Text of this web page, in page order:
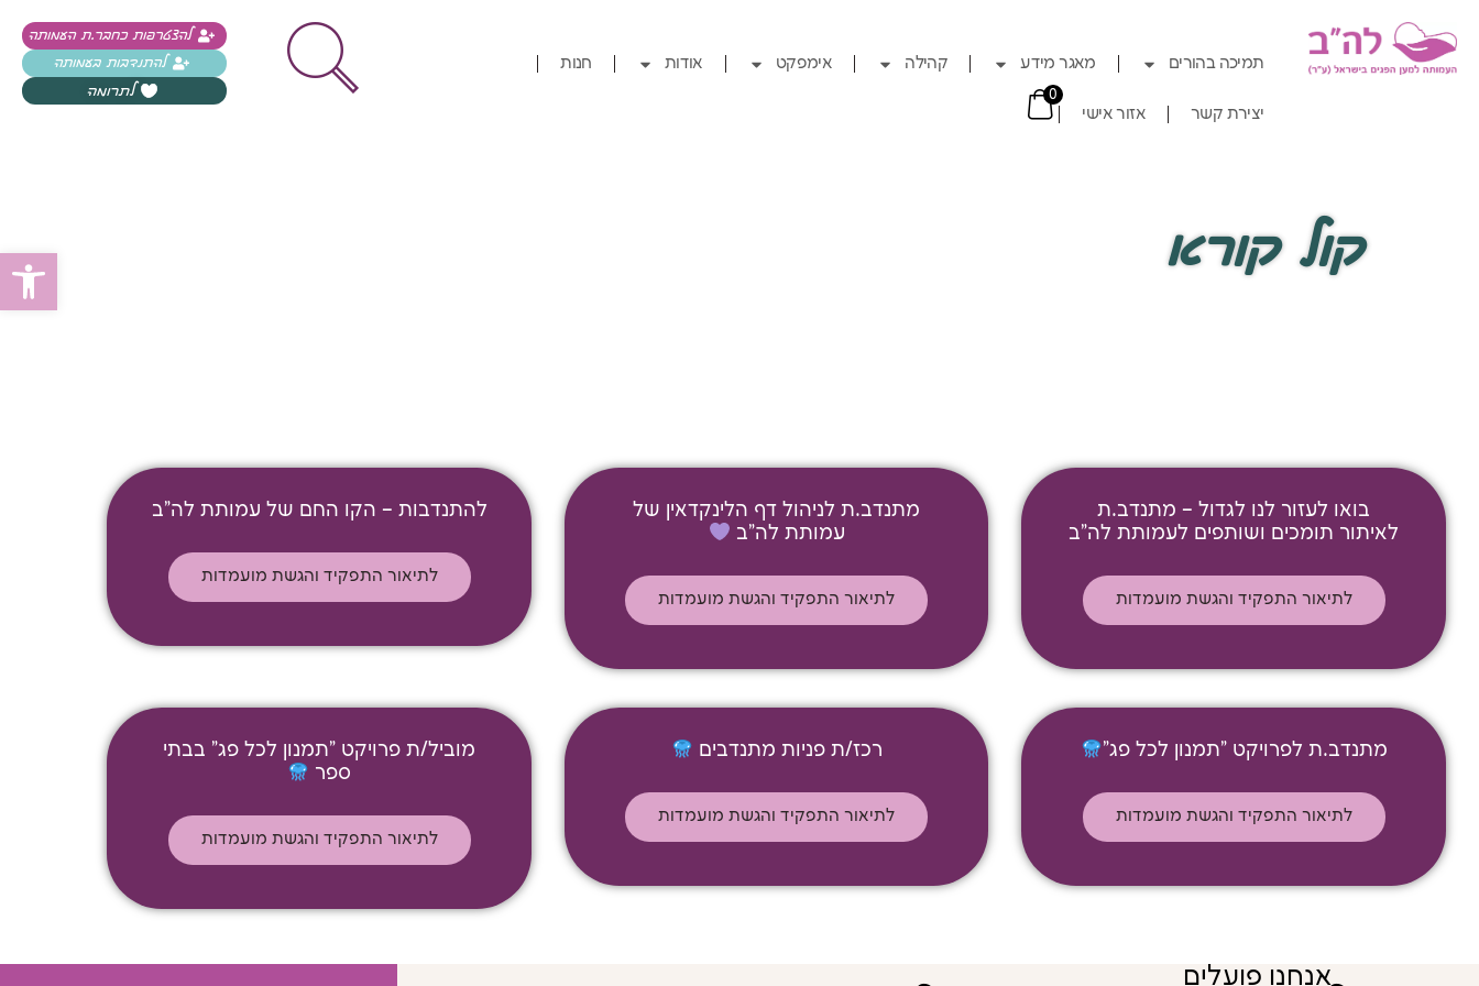
תמיכה בהורים מאגר מידע קהילה אימפקט אודות חנות
יצירת קשר אזור אישי
0
להצטרפות כחבר.ת העמותה
להתנדבות בעמותה
לתרומה
קול קורא
בואו לעזור לנו לגדול – מתנדב.ת
לאיתור תומכים ושותפים לעמותת לה"ב
לתיאור התפקיד והגשת מועמדות
מתנדב.ת לניהול דף הלינקדאין של
עמותת לה"ב
לתיאור התפקיד והגשת מועמדות
להתנדבות – הקו החם של עמותת לה"ב
לתיאור התפקיד והגשת מועמדות
מתנדב.ת לפרויקט "תמנון לכל פג"
לתיאור התפקיד והגשת מועמדות
רכז/ת פניות מתנדבים
לתיאור התפקיד והגשת מועמדות
מוביל/ת פרויקט "תמנון לכל פג" בבתי
ספר
לתיאור התפקיד והגשת מועמדות
אנחנו פועלים